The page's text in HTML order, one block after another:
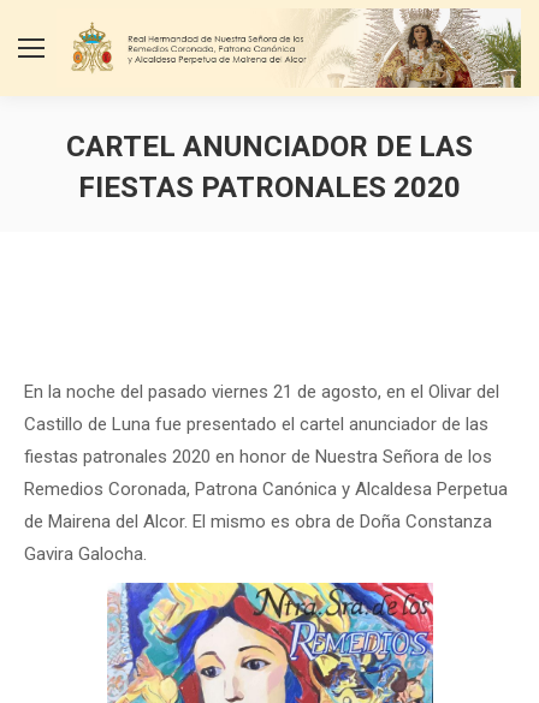
CARTEL ANUNCIADOR DE LAS
FIESTAS PATRONALES 2020
En la noche del pasado viernes 21 de agosto, en el Olivar del
Castillo de Luna fue presentado el cartel anunciador de las
fiestas patronales 2020 en honor de Nuestra Señora de los
Remedios Coronada, Patrona Canónica y Alcaldesa Perpetua
de Mairena del Alcor. El mismo es obra de Doña Constanza
Gavira Galocha.